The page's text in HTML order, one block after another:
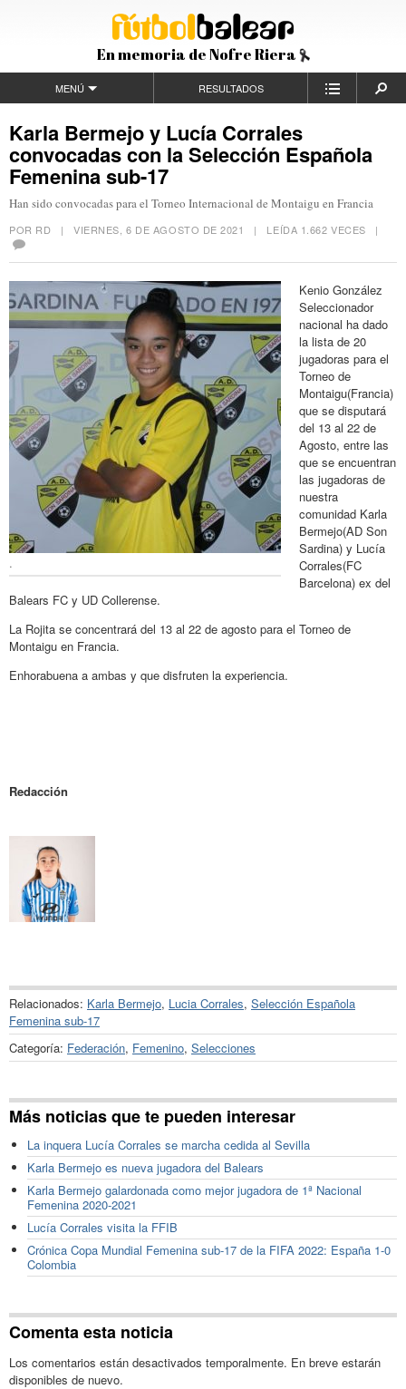
En memoria de Nofre Riera
MENÚ RESULTADOS
Karla Bermejo y Lucía Corrales
convocadas con la Selección Española
Femenina sub-17
Han sido convocadas para el Torneo Internacional de Montaigu en Francia
POR RD |VIERNES, 6 DE AGOSTO DE 2021 | LEÍDA 1.662 VECES |
.
Kenio González
Seleccionador
nacional ha dado
la lista de 20
jugadoras para el
Torneo de
Montaigu(Francia)
que se disputará
del 13 al 22 de
Agosto, entre las
que se encuentran
las jugadoras de
nuestra
comunidad Karla
Bermejo(AD Son
Sardina) y Lucía
Corrales(FC
Barcelona) ex del
Balears FC y UD Collerense.
La Rojita se concentrará del 13 al 22 de agosto para el Torneo de
Montaigu en Francia.
Enhorabuena a ambas y que disfruten la experiencia.
Redacción
Relacionados: Karla Bermejo, Lucia Corrales, Selección Española
Femenina sub-17
Categoría: Federación, Femenino, Selecciones
Más noticias que te pueden interesar
La inquera Lucía Corrales se marcha cedida al Sevilla
Karla Bermejo es nueva jugadora del Balears
Karla Bermejo galardonada como mejor jugadora de 1ª Nacional
Femenina 2020-2021
Lucía Corrales visita la FFIB
Crónica Copa Mundial Femenina sub-17 de la FIFA 2022: España 1-0
Colombia
Comenta esta noticia
Los comentarios están desactivados temporalmente. En breve estarán
disponibles de nuevo.